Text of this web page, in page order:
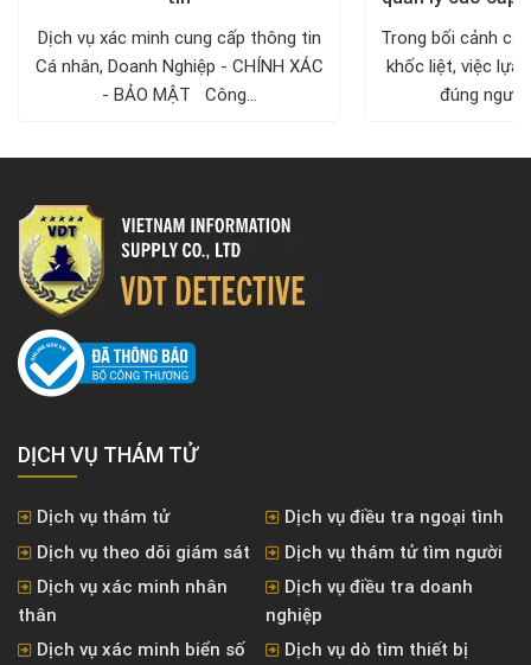
Dịch vụ xác minh cung cấp thông tin
Cá nhân, Doanh Nghiệp - CHÍNH XÁC
- BẢO MẬT Công...
Trong bối cảnh
khốc liệt, việc lựa
đúng
DỊCH VỤ THÁM TỬ
Dịch vụ thám tử
Dịch vụ điều tra ngoại tình
Dịch vụ theo dõi giám sát
Dịch vụ thám tử tìm người
Dịch vụ xác minh nhân
thân
Dịch vụ điều tra doanh
nghiệp
Dịch vụ xác minh biển số
Dịch vụ dò tìm thiết bị